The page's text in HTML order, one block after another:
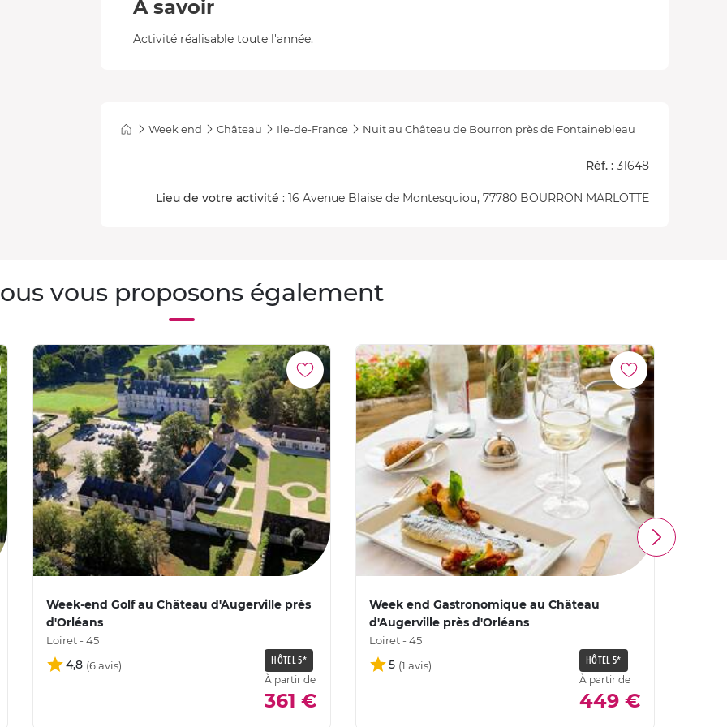
A savoir
Activité réalisable toute l'année.
Week end Château Ile-de-France Nuit au Château de Bourron près de Fontainebleau
Réf. : 31648
Lieu de votre activité : 16 Avenue Blaise de Montesquiou, 77780 BOURRON MARLOTTE
vous proposons également
Week-end Golf au Château d'Augerville près
d'Orléans
Loiret - 45
4,8 HÔTEL 5*
À partir de
361 €
Week end Gastronomique au Château
d'Augerville près d'Orléans
Loiret - 45
5 HÔTEL 5*
À partir de
449 €